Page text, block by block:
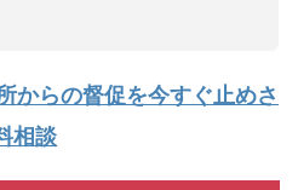
からの督促を今すぐ止めさ
相談